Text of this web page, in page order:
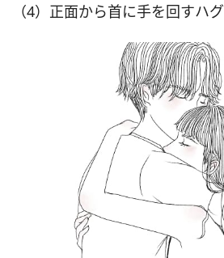
（4）正面から首に手を回すハグ